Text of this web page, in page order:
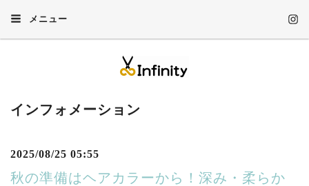
メニュー
インフォメーション
2025/08/25 05:55
秋の準備はヘアカラーから！深み・柔らか